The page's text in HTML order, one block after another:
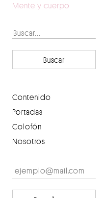
Mente y cuerpo
Buscar
contenido
portadas
Colofón
Nosotros
Capital